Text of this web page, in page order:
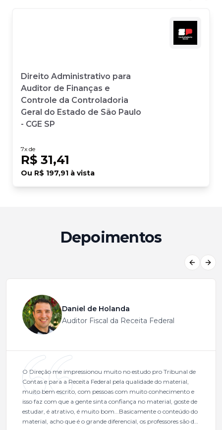
Direito Administrativo para
Auditor de Finanças e
Controle da Controladoria
Geral do Estado de São Paulo
- CGE SP
7x de
R$ 31,41
Ou R$ 197,91 à vista
Depoimentos
Daniel de Holanda
Auditor Fiscal da Receita Federal
O Direção me impressionou muito no estudo pro Tribunal de
Contas e para a Receita Federal pela qualidade do material,
muito bem escrito, com pessoas com muito conhecimento e
isso faz com que a gente sinta confiança no material, goste de
estudar, é atrativo, é muito bom...Basicamente o conteúdo do
material, acho que é o grande diferencial, os professores são de